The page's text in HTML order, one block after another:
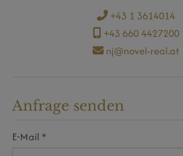
+43 1 3614014
+43 660 4427200
nj@novel-real.at
Anfrage senden
E-Mail